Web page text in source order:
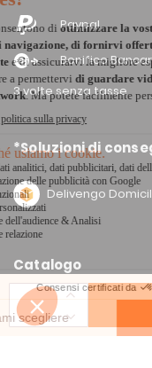
Paypal
Bonifico
3 volte senza tasse
*Soluzioni di
Delivengo
Catalogo